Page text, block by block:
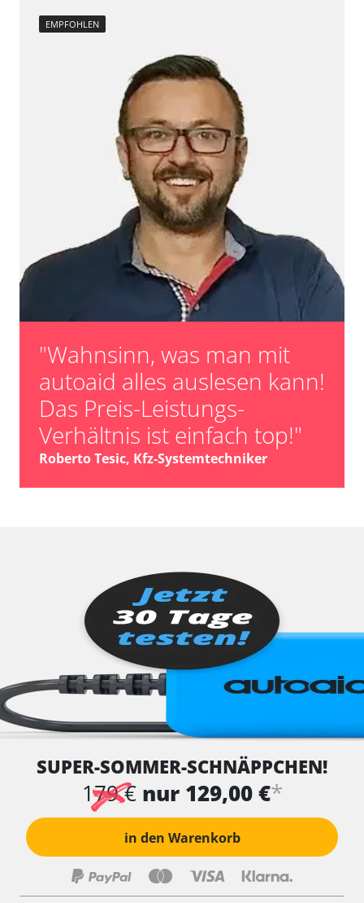
EMPFOHLEN
"Wahnsinn, was man mit
autoaid alles auslesen kann!
Das Preis-Leistungs-
Verhältnis ist einfach top!"
Roberto Tesic, Kfz-Systemtechniker
SUPER-SOMMER-SCHNÄPPCHEN!
179 € nur 129,00 €*
in den Warenkorb